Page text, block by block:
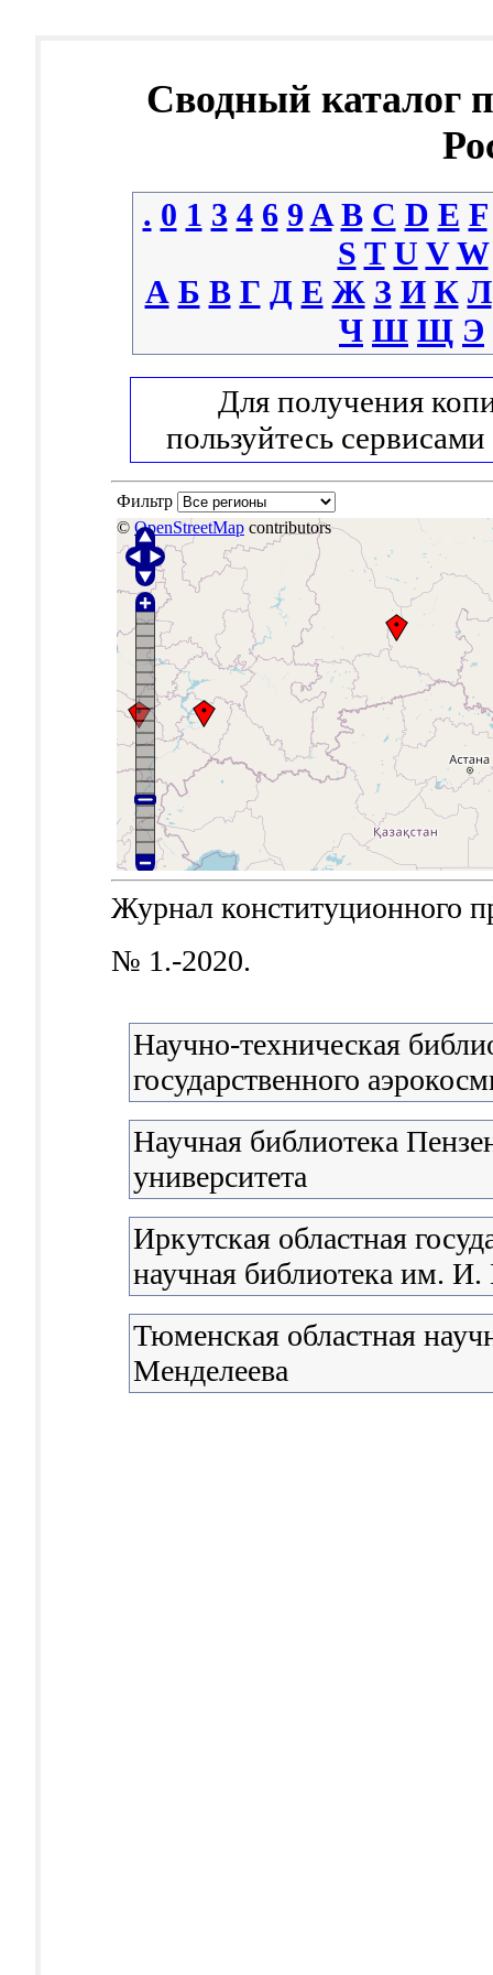
Сводный каталог
. 0 1 3 4 6 9 A B C D E F
S T U V W
А Б В Г Д Е Ж З И К Л
Ч Ш Щ Э
Для получения
пользуйтесь сервисами
Фильтр
© OpenStreetMap contributors
Журнал конституционного
№ 1.-2020.
Научно-техническая
государственного
Научная библиотека
университета
Иркутская областная
научная библиотека им.
Тюменская областная
Менделеева